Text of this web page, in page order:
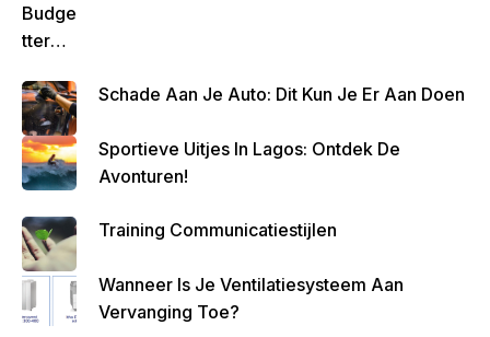
Budge
Tteren
Belan
Grijk
Om
Zo
Geld
Over
Te
Houde
Schade Aan Je Auto: Dit Kun Je Er Aan Doen
Sportieve Uitjes In Lagos: Ontdek De
Avonturen!
Training Communicatiestijlen
Wanneer Is Je Ventilatiesysteem Aan
Vervanging Toe?